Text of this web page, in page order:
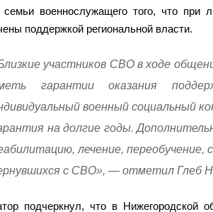
военнослужащего того, что при
поддержкой региональной власти.
участников СВО в ходе
гарантии оказания
военный социальный
на долгие годы.
лечение, переобучение,
с СВО», — отметил Глеб
подчеркнул, что в Нижегородской